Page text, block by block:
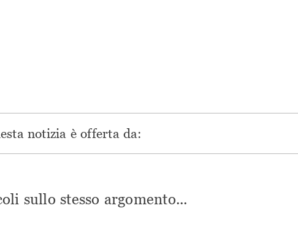
notizia è offerta da:
sullo stesso argomento...